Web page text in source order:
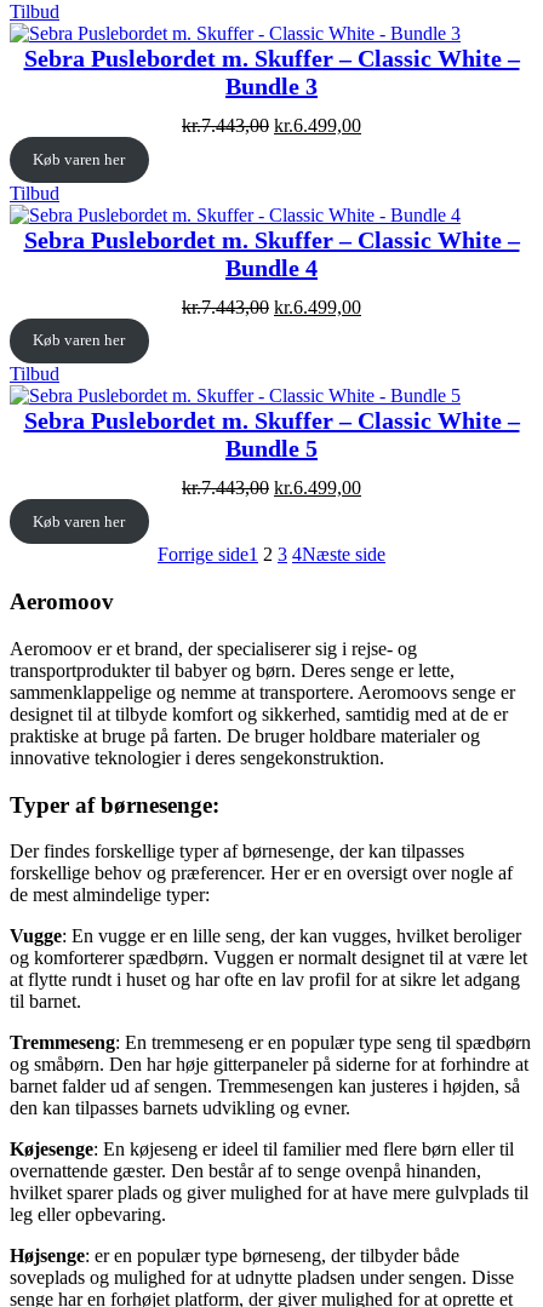
Tilbud
på
tilbud
Sebra Puslebordet m. Skuffer – Classic White –
Bundle 3
kr.7.443,00 Original
kr.6.499,00Current
Køb varen her
Tilbud
på
tilbud
Sebra Puslebordet m. Skuffer – Classic White –
Bundle 4
kr.7.443,00 Original
kr.6.499,00Current
Køb varen her
Tilbud
på
tilbud
Sebra Puslebordet m. Skuffer – Classic White –
Bundle 5
kr.7.443,00 Original
kr.7.443,00.
kr.6.499,00Current
kr.6.499,00.
Køb varen her
Forrige side1 2 3 4Næste side
Aeromoov
Aeromoov er et brand, der specialiserer sig i rejse- og
transportprodukter til babyer og børn. Deres senge er lette,
sammenklappelige og nemme at transportere. Aeromoovs senge er
designet til at tilbyde komfort og sikkerhed, samtidig med at de er
praktiske at bruge på farten. De bruger holdbare materialer og
innovative teknologier i deres sengekonstruktion.
Typer af børnesenge:
Der findes forskellige typer af børnesenge, der kan tilpasses
forskellige behov og præferencer. Her er en oversigt over nogle af
de mest almindelige typer:
Vugge: En vugge er en lille seng, der kan vugges, hvilket beroliger
og komforterer spædbørn. Vuggen er normalt designet til at være let
at flytte rundt i huset og har ofte en lav profil for at sikre let adgang
til barnet.
Tremmeseng: En tremmeseng er en populær type seng til spædbørn
og småbørn. Den har høje gitterpaneler på siderne for at forhindre at
barnet falder ud af sengen. Tremmesengen kan justeres i højden, så
den kan tilpasses barnets udvikling og evner.
Køjesenge: En køjeseng er ideel til familier med flere børn eller til
overnattende gæster. Den består af to senge ovenpå hinanden,
hvilket sparer plads og giver mulighed for at have mere gulvplads til
leg eller opbevaring.
Højsenge: er en populær type børneseng, der tilbyder både
soveplads og mulighed for at udnytte pladsen under sengen. Disse
senge har en forhøjet platform, der giver mulighed for at oprette et